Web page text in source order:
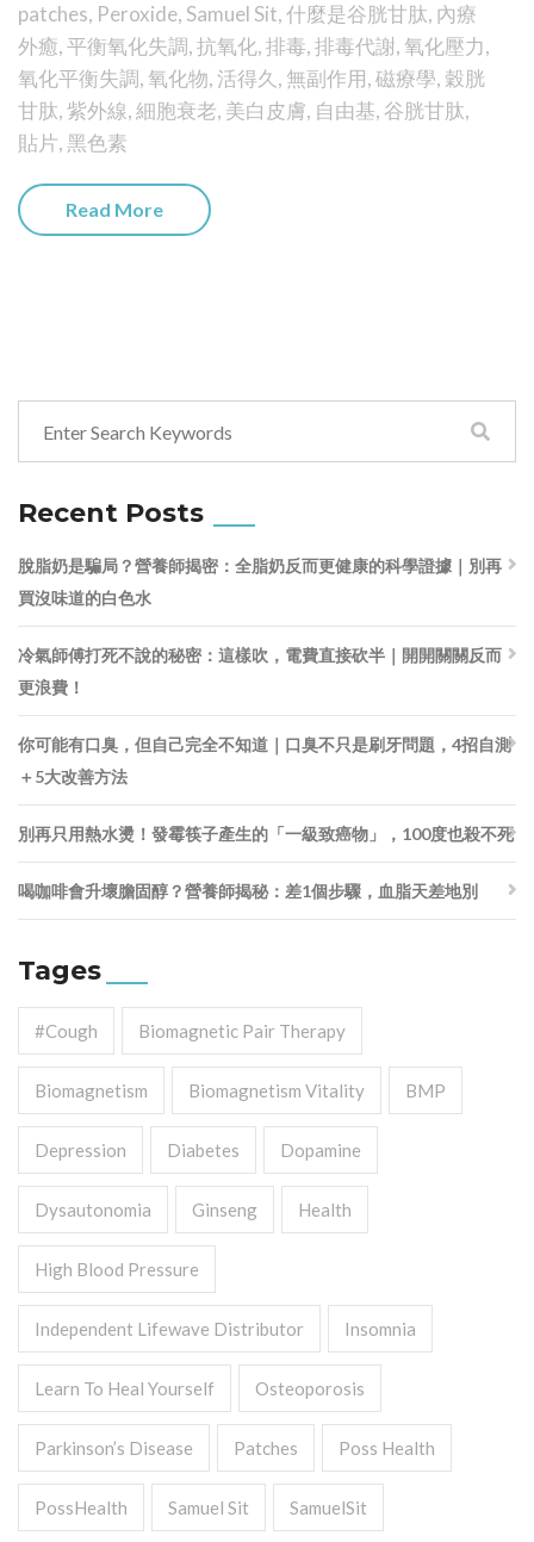
patches, Peroxide, Samuel Sit,什麼是谷胱甘肽, 內療
外癒,平衡氧化失調,抗氧化,排毒,排毒代謝,氧化壓力,
氧化平衡失調,氧化物, 活得久, 無副作用,磁療學, 穀胱
甘肽,紫外線,細胞衰老, 美白皮膚, 自由基,谷胱甘肽,
貼片,黑色素
Read More
Recent Posts
脫脂奶是騙局？營養師揭密：全脂奶反而更健康的科學證據｜別再
買沒味道的白色水
冷氣師傅打死不說的秘密：這樣吹，電費直接砍半｜開開關關反而
更浪費！
你可能有口臭，但自己完全不知道｜口臭不只是刷牙問題，4招自測
＋5大改善方法
別再只用熱水燙！發霉筷子產生的「一級致癌物」，100度也殺不死
喝咖啡會升壞膽固醇？營養師揭秘：差1個步驟，血脂天差地別
Tages
#cough Biomagnetic Pair Therapy
Biomagnetism Biomagnetism Vitality BMP
Depression Diabetes Dopamine
Dysautonomia Ginseng Health
High Blood Pressure
Independent Lifewave Distributor Insomnia
Learn To Heal Yourself Osteoporosis
Parkinson’s Disease Patches Poss Health
PossHealth Samuel Sit SamuelSit